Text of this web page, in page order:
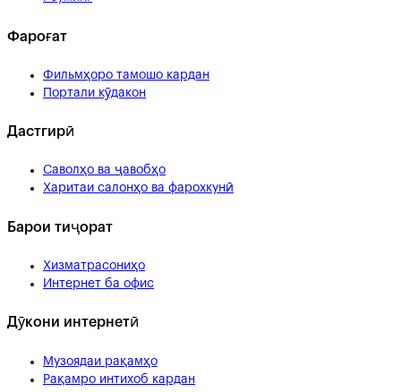
Фароғат
Фильмҳоро тамошо кардан
Портали кӯдакон
Дастгирӣ
Саволҳо ва ҷавобҳо
Харитаи салонҳо ва фарохкунӣ
Барои тиҷорат
Хизматрасониҳо
Интернет ба офис
Дӯкони интернетӣ
Музоядаи рақамҳо
Рақамро интихоб кардан